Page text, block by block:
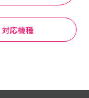
対応機種